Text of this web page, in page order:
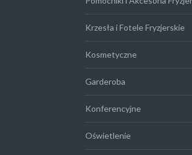
Krzesła i Fotele Fryzjerskie
Kosmetyczne
Garderoba
Konferencyjne
Oświetlenie